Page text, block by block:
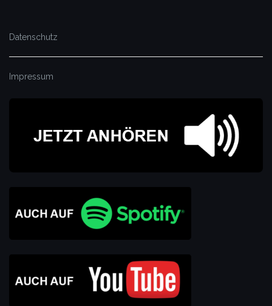
Datenschutz
Impressum